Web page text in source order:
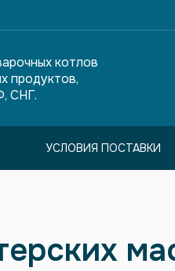
котлов
продуктов,
СНГ.
УСЛОВИЯ ПОСТАВКИ